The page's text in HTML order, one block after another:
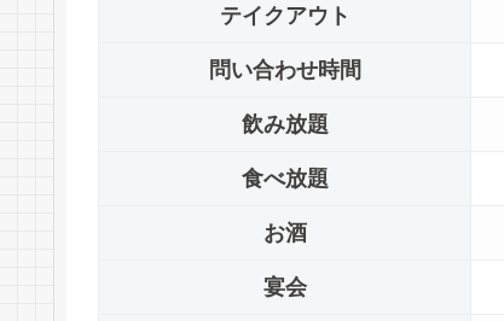
テイクアウト
問い合わせ時間
飲み放題
食べ放題
お酒
宴会